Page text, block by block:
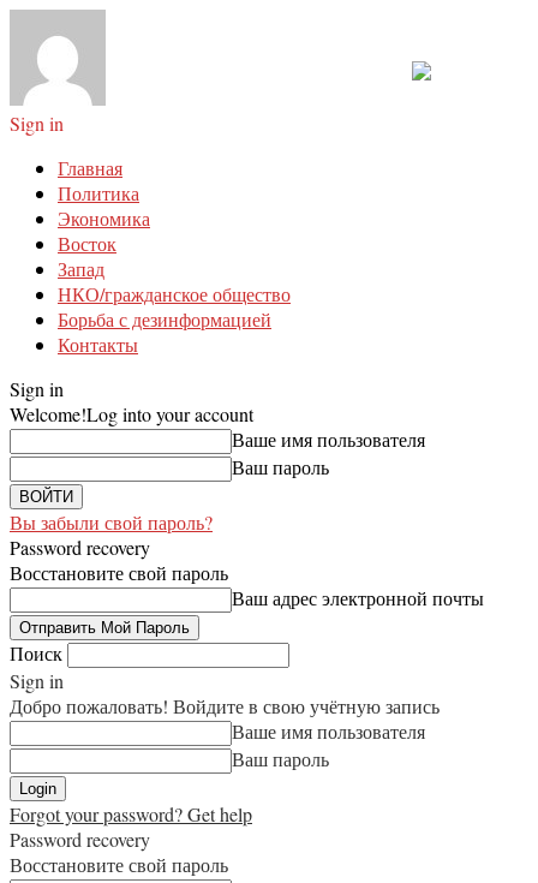
Sign in
Главная
Политика
Экономика
Восток
Запад
НКО/гражданское общество
Борьба с дезинформацией
Контакты
Sign in
Welcome!Log into your account
Ваше имя пользователя
Ваш пароль
Вы забыли свой пароль?
Password recovery
Восстановите свой пароль
Ваш адрес электронной почты
Поиск
Sign in
Добро пожаловать! Войдите в свою учётную запись
Ваше имя пользователя
Ваш пароль
Forgot your password? Get help
Password recovery
Восстановите свой пароль